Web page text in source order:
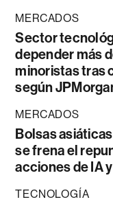
MERCADOS
Sector
depender más
minoristas tras
según
MERCADOS
Bolsas
se frena el
acciones de IA
TECNOLOGÍA